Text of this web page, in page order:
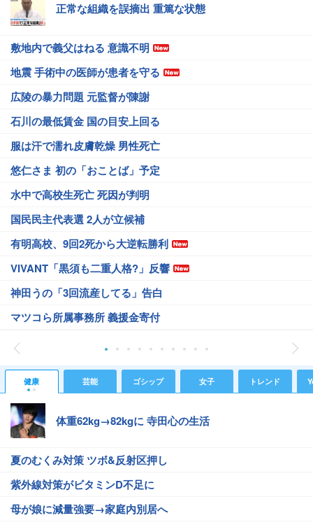
正常な組織を誤摘出 重篤な状態
敷地内で義父はねる 意識不明
地震 手術中の医師が患者を守る
広陵の暴力問題 元監督が陳謝
石川の最低賃金 国の目安上回る
服は汗で濡れ皮膚乾燥 男性死亡
悠仁さま 初の「おことば」予定
水中で高校生死亡 死因が判明
国民民主代表選 2人が立候補
有明高校、9回2死から大逆転勝利
VIVANT「黒須も二重人格?」反響
神田うの「3回流産してる」告白
マツコら所属事務所 義援金寄付
健康 芸能 ゴシップ 女子 トレンド
体重62kg→82kgに 寺田心の生活
夏のむくみ対策 ツボ&反射区押し
紫外線対策がビタミンD不足に
母が娘に減量強要→家庭内別居へ